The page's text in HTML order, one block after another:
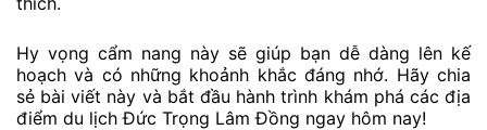
Hy vọng cẩm nang này sẽ giúp bạn dễ dàng lên kế
hoạch và có những khoảnh khắc đáng nhớ. Hãy chia
sẻ bài viết này và bắt đầu hành trình khám phá các địa
điểm du lịch Đức Trọng Lâm Đồng ngay hôm nay!